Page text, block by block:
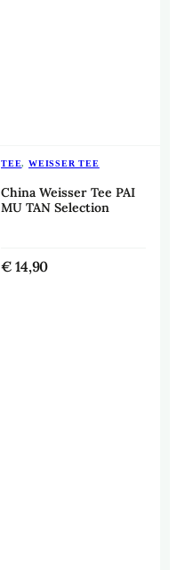
TEE,WEISSER TEE
China Weisser Tee PAI
MU TAN Selection
€ 14,90